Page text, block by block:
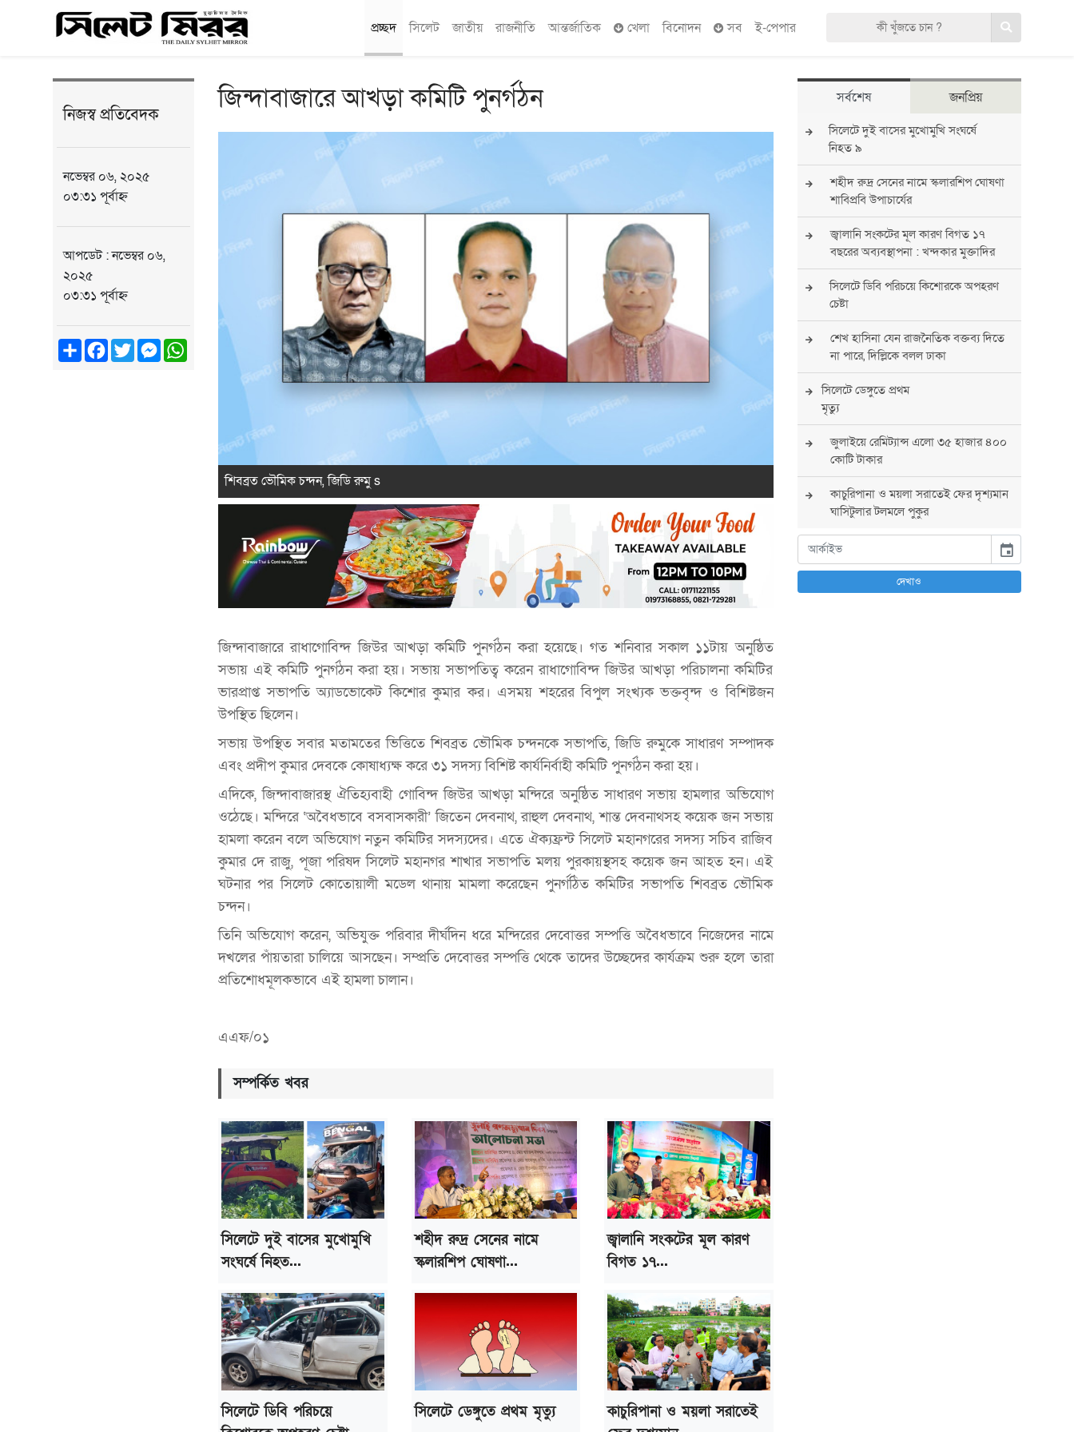
প্রচ্ছদ সিলেট জাতীয় রাজনীতি আন্তর্জাতিক খেলা বিনোদন সব ই-পেপার
নিজস্ব প্রতিবেদক
নভেম্বর ০৬, ২০২৫
০৩:৩১ পূর্বাহ্ন
আপডেট : নভেম্বর ০৬,
২০২৫
০৩:৩১ পূর্বাহ্ন
ShareFacebook
TwitterMessengerWhatsApp
জিন্দাবাজারে আখড়া কমিটি পুনর্গঠন
শিবব্রত ভৌমিক চন্দন, জিডি রুমু s
জিন্দাবাজারে রাধাগোবিন্দ জিউর আখড়া কমিটি পুনর্গঠন করা হয়েছে। গত শনিবার সকাল ১১টায় অনুষ্ঠিত
সভায় এই কমিটি পুনর্গঠন করা হয়। সভায় সভাপতিত্ব করেন রাধাগোবিন্দ জিউর আখড়া পরিচালনা কমিটির
ভারপ্রাপ্ত সভাপতি অ্যাডভোকেট কিশোর কুমার কর। এসময় শহরের বিপুল সংখ্যক ভক্তবৃন্দ ও বিশিষ্টজন
উপস্থিত ছিলেন।
সভায় উপস্থিত সবার মতামতের ভিত্তিতে শিবব্রত ভৌমিক চন্দনকে সভাপতি, জিডি রুমুকে সাধারণ সম্পাদক
এবং প্রদীপ কুমার দেবকে কোষাধ্যক্ষ করে ৩১ সদস্য বিশিষ্ট কার্যনির্বাহী কমিটি পুনর্গঠন করা হয়।
এদিকে, জিন্দাবাজারস্থ ঐতিহ্যবাহী গোবিন্দ জিউর আখড়া মন্দিরে অনুষ্ঠিত সাধারণ সভায় হামলার অভিযোগ
ওঠেছে। মন্দিরে ‘অবৈধভাবে বসবাসকারী’ জিতেন দেবনাথ, রাহুল দেবনাথ, শান্ত দেবনাথসহ কয়েক জন সভায়
হামলা করেন বলে অভিযোগ নতুন কমিটির সদস্যদের। এতে ঐক্যফ্রন্ট সিলেট মহানগরের সদস্য সচিব রাজিব
কুমার দে রাজু, পূজা পরিষদ সিলেট মহানগর শাখার সভাপতি মলয় পুরকায়স্থসহ কয়েক জন আহত হন। এই
ঘটনার পর সিলেট কোতোয়ালী মডেল থানায় মামলা করেছেন পুনর্গঠিত কমিটির সভাপতি শিবব্রত ভৌমিক
চন্দন।
তিনি অভিযোগ করেন, অভিযুক্ত পরিবার দীর্ঘদিন ধরে মন্দিরের দেবোত্তর সম্পত্তি অবৈধভাবে নিজেদের নামে
দখলের পাঁয়তারা চালিয়ে আসছেন। সম্প্রতি দেবোত্তর সম্পত্তি থেকে তাদের উচ্ছেদের কার্যক্রম শুরু হলে তারা
প্রতিশোধমূলকভাবে এই হামলা চালান।
এএফ/০১
সম্পর্কিত খবর
সিলেটে দুই বাসের মুখোমুখি
সংঘর্ষে নিহত...
শহীদ রুদ্র সেনের নামে
স্কলারশিপ ঘোষণা...
জ্বালানি সংকটের মূল কারণ
বিগত ১৭...
সিলেটে ডিবি পরিচয়ে
সিলেটে ডেঙ্গুতে প্রথম মৃত্যু
কাচুরিপানা ও ময়লা সরাতেই
সর্বশেষ জনপ্রিয়
সিলেটে দুই বাসের মুখোমুখি সংঘর্ষে
নিহত ৯
শহীদ রুদ্র সেনের নামে স্কলারশিপ ঘোষণা
শাবিপ্রবি উপাচার্যের
জ্বালানি সংকটের মূল কারণ বিগত ১৭
বছরের অব্যবস্থাপনা : খন্দকার মুক্তাদির
সিলেটে ডিবি পরিচয়ে কিশোরকে অপহরণ
চেষ্টা
শেখ হাসিনা যেন রাজনৈতিক বক্তব্য দিতে
না পারে, দিল্লিকে বলল ঢাকা
সিলেটে ডেঙ্গুতে প্রথম
মৃত্যু
জুলাইয়ে রেমিট্যান্স এলো ৩৫ হাজার ৪০০
কোটি টাকার
কাচুরিপানা ও ময়লা সরাতেই ফের দৃশ্যমান
ঘাসিটুলার টলমলে পুকুর
সারা দেশে সর্বোচ্চ সতর্কতা জারি
পুলিশের
বিএনপির রাষ্ট্রপতি প্রার্থী চূড়ান্ত করবেন
event
দেখাও